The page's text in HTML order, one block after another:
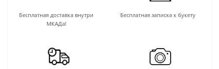
Бесплатная доставка внутри
МКАДа!
Бесплатная записка к букету